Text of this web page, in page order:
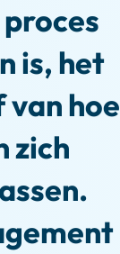
is, het
van hoe
zich